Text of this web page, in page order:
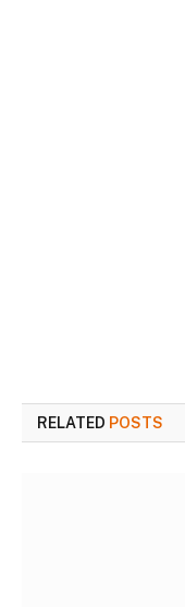
RELATED POSTS